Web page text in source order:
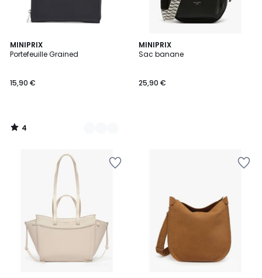
MINIPRIX
Portefeuille Grained
15,90 €
4
/
2
Couleurs
4
/
MINIPRIX
Sac banane
25,90 €